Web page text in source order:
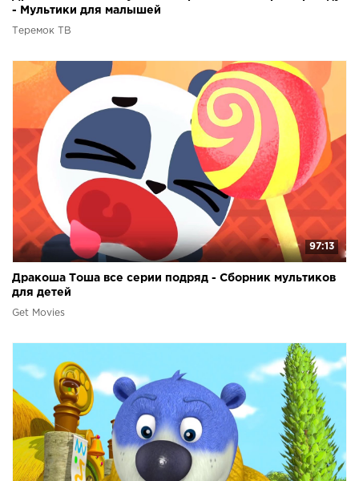
- Мультики для малышей
Теремок ТВ
97:13
Дракоша Тоша все серии подряд - Сборник мультиков
для детей
Get Movies